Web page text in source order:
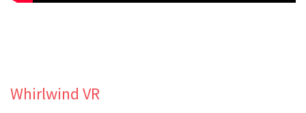
Whirlwind VR